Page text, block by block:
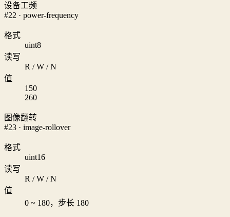
设备工频
#22 · power-frequency
格式
uint8
读写
R / W / N
值
1 50
260
图像翻转
#23 · image-rollover
格式
uint16
读写
R / W / N
值
0 ~ 180，步长 180